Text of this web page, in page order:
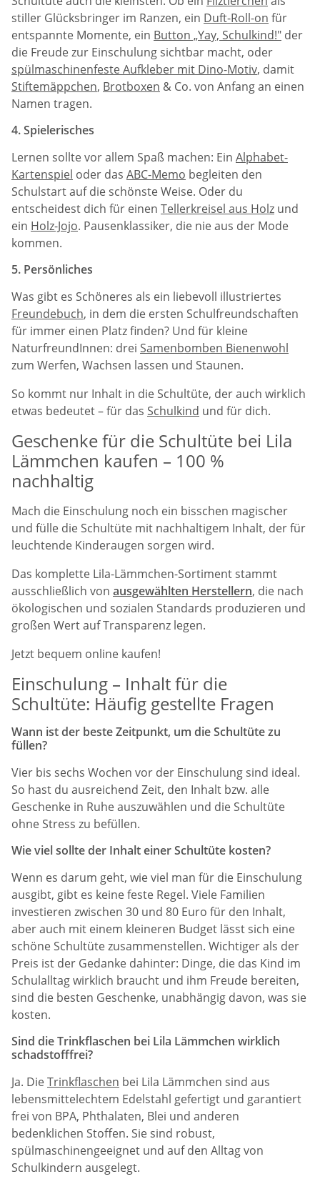
stiller Glücksbringer im Ranzen, ein Duft-Roll-on für
entspannte Momente, ein Button „Yay, Schulkind!" der
die Freude zur Einschulung sichtbar macht, oder
spülmaschinenfeste Aufkleber mit Dino-Motiv, damit
Stiftemäppchen, Brotboxen & Co. von Anfang an einen
Namen tragen.
4. Spielerisches
Lernen sollte vor allem Spaß machen: Ein Alphabet-
Kartenspiel oder das ABC-Memo begleiten den
Schulstart auf die schönste Weise. Oder du
entscheidest dich für einen Tellerkreisel aus Holz und
ein Holz-Jojo. Pausenklassiker, die nie aus der Mode
kommen.
5. Persönliches
Was gibt es Schöneres als ein liebevoll illustriertes
Freundebuch, in dem die ersten Schulfreundschaften
für immer einen Platz finden? Und für kleine
NaturfreundInnen: drei Samenbomben Bienenwohl
zum Werfen, Wachsen lassen und Staunen.
So kommt nur Inhalt in die Schultüte, der auch wirklich
etwas bedeutet – für das Schulkind und für dich.
Geschenke für die Schultüte bei Lila
Lämmchen kaufen – 100 %
nachhaltig
Mach die Einschulung noch ein bisschen magischer
und fülle die Schultüte mit nachhaltigem Inhalt, der für
leuchtende Kinderaugen sorgen wird.
Das komplette Lila-Lämmchen-Sortiment stammt
ausschließlich von ausgewählten Herstellern, die nach
ökologischen und sozialen Standards produzieren und
großen Wert auf Transparenz legen.
Jetzt bequem online kaufen!
Einschulung – Inhalt für die
Schultüte: Häufig gestellte Fragen
Wann ist der beste Zeitpunkt, um die Schultüte zu
füllen?
Vier bis sechs Wochen vor der Einschulung sind ideal.
So hast du ausreichend Zeit, den Inhalt bzw. alle
Geschenke in Ruhe auszuwählen und die Schultüte
ohne Stress zu befüllen.
Wie viel sollte der Inhalt einer Schultüte kosten?
Wenn es darum geht, wie viel man für die Einschulung
ausgibt, gibt es keine feste Regel. Viele Familien
investieren zwischen 30 und 80 Euro für den Inhalt,
aber auch mit einem kleineren Budget lässt sich eine
schöne Schultüte zusammenstellen. Wichtiger als der
Preis ist der Gedanke dahinter: Dinge, die das Kind im
Schulalltag wirklich braucht und ihm Freude bereiten,
sind die besten Geschenke, unabhängig davon, was sie
kosten.
Sind die Trinkflaschen bei Lila Lämmchen wirklich
schadstofffrei?
Ja. DieTrinkflaschen bei Lila Lämmchen sind aus
lebensmittelechtem Edelstahl gefertigt und garantiert
frei von BPA, Phthalaten, Blei und anderen
bedenklichen Stoffen. Sie sind robust,
spülmaschinengeeignet und auf den Alltag von
Schulkindern ausgelegt.